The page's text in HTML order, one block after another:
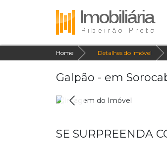
Home Detalhes do Imóvel
Galpão - em
SE SURPREENDA